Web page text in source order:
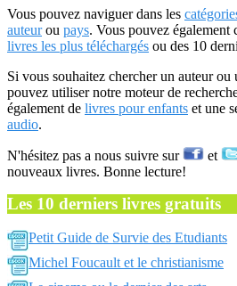
Vous pouvez naviguer dans les
auteurou pays. Vous pouvez également
livres les plus téléchargés ou des 10
Si vous souhaitez chercher un auteur
pouvez utiliser notre moteur de
également de livres pour enfants et une
audio.
N'hésitez pas a nous suivre sur et
nouveaux livres. Bonne lecture!
Les 10 derniers livres gratuits
Petit Guide de Survie des Etudiants
Michel Foucault et le christianisme